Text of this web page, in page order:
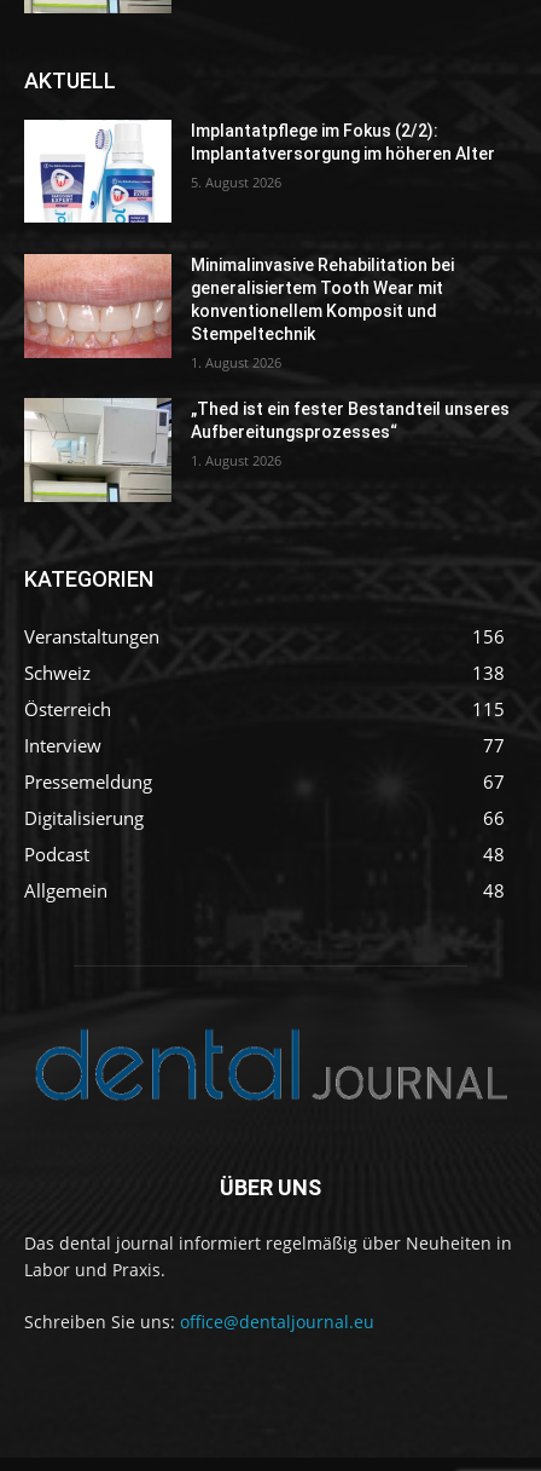
AKTUELL
Implantatpflege im Fokus (2/2):
Implantatversorgung im höheren Alter
5. August 2026
Minimalinvasive Rehabilitation bei
generalisiertem Tooth Wear mit
konventionellem Komposit und
Stempeltechnik
1. August 2026
„Thed ist ein fester Bestandteil unseres
Aufbereitungsprozesses“
1. August 2026
KATEGORIEN
Veranstaltungen
156
Schweiz
138
Österreich
115
Interview
77
Pressemeldung
67
Digitalisierung
66
Podcast
48
Allgemein
48
ÜBER UNS
Das dental journal informiert regelmäßig über Neuheiten in
Labor und Praxis.
Schreiben Sie uns: office@dentaljournal.eu